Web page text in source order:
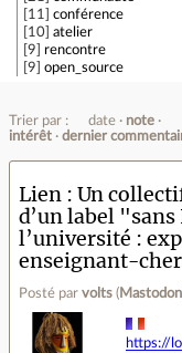
11
conférence
10 atelier
9
rencontre
9
open_source
Trier par : date
note
intérêt
dernier
Lien
Un
d’un label
l’université :
enseignant-
Posté par volts ( Mastodon
https://